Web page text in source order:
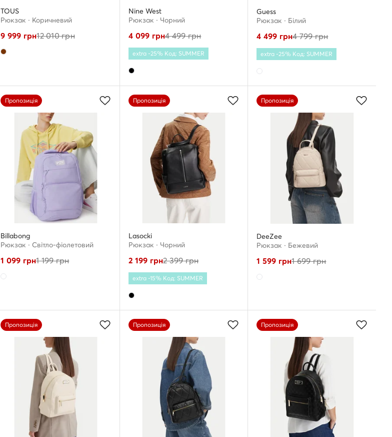
TOUS
Рюкзак · Коричневий
9 999 грн12 010грн
Nine West
Рюкзак · Чорний
4 099 грн4 499грн
extra -25% Код: SUMMER
Guess
Рюкзак · Білий
4 499 грн4 799грн
extra -25% Код: SUMMER
Пропозиція
Billabong
Рюкзак · Світло-фіолетовий
1 099 грн1 199грн
Пропозиція
Lasocki
Рюкзак · Чорний
2 199 грн2 399грн
extra -15% Код: SUMMER
Пропозиція
DeeZee
Рюкзак · Бежевий
1 599 грн1 699грн
Пропозиція Пропозиція Пропозиція